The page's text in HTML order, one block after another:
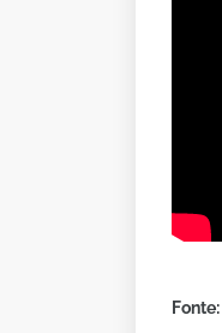
Fonte: